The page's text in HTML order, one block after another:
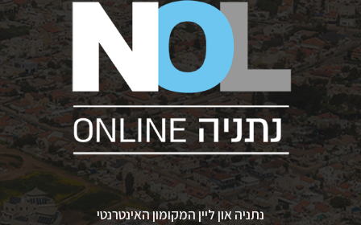
נתניה און ליין המקומון האינטרנטי